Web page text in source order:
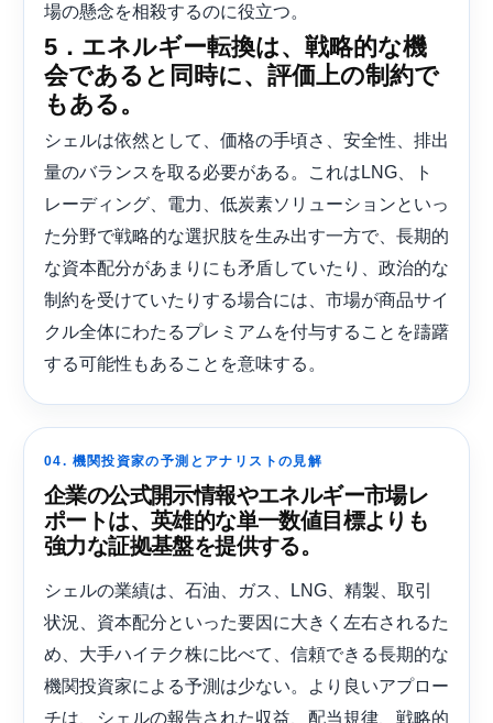
場の懸念を相殺するのに役立つ。
5．エネルギー転換は、戦略的な機
会であると同時に、評価上の制約で
もある。
シェルは依然として、価格の手頃さ、安全性、排出
量のバランスを取る必要がある。これはLNG、ト
レーディング、電力、低炭素ソリューションといっ
た分野で戦略的な選択肢を生み出す一方で、長期的
な資本配分があまりにも矛盾していたり​​、政治的な
制約を受けていたりする場合には、市場が商品サイ
クル全体にわたるプレミアムを付与することを躊躇
する可能性もあることを意味する。
04. 機関投資家の予測とアナリストの見解
企業の公式開示情報やエネルギー市場レ
ポートは、英雄的な単一数値目標よりも
強力な証拠基盤を提供する。
シェルの業績は、石油、ガス、LNG、精製、取引
状況、資本配分といった要因に大きく左右されるた
め、大手ハイテク株に比べて、信頼できる長期的な
機関投資家による予測は少ない。より良いアプロー
チは、シェルの報告された収益、配当規律、戦略的